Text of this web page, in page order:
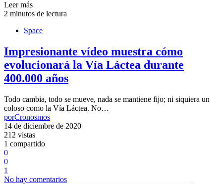
Leer más
2 minutos de lectura
Space
Impresionante vídeo muestra cómo
evolucionará la Vía Láctea durante
400.000 años
Todo cambia, todo se mueve, nada se mantiene fijo; ni siquiera un
coloso como la Vía Láctea. No…
porCronosmos
14 de diciembre de 2020
212 vistas
1 compartido
0
0
1
No hay comentarios